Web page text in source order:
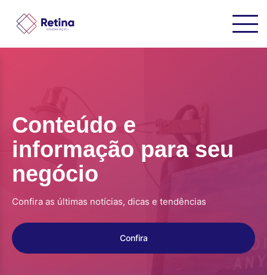
Conteúdo e
informação para seu
negócio
Confira as últimas notícias, dicas e tendências
Confira